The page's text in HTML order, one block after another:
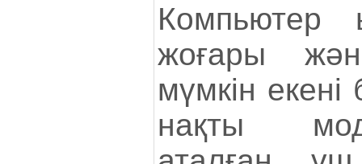
Компьютер
жоғары
мүмкін екені
нақты